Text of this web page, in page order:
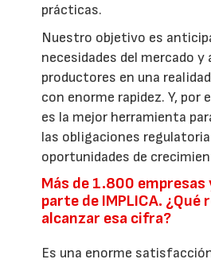
prácticas.
Nuestro objetivo es
necesidades del mercado y
productores en una
con enorme rapidez. Y, por
es la mejor herramienta
las obligaciones
oportunidades de
Más de 1.800
parte de IMPLICA. ¿Qué
alcanzar esa cifra?
Es una enorme